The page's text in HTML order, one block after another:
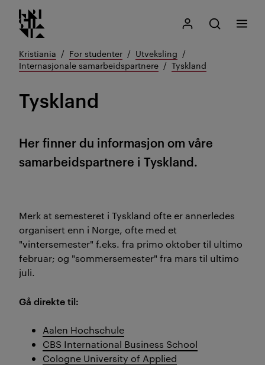
Gå
til
innhold
Kristiania logo
Mitt Kristiania
Åpne søk
Søk
Meny
Kristiania For studenter
Utveksling
Internasjonale samarbeidspartnere
Tyskland
Tyskland
Her finner du informasjon om våre
samarbeidspartnere i Tyskland.
Merk at semesteret i Tyskland ofte er annerledes
organisert enn i Norge, ofte med et
"vintersemester" f.eks. fra primo oktober til ultimo
februar; og "sommersemester" fra mars til ultimo
juli.
Gå direkte til:
Aalen Hochschule
CBS International Business School
Cologne University of Applied